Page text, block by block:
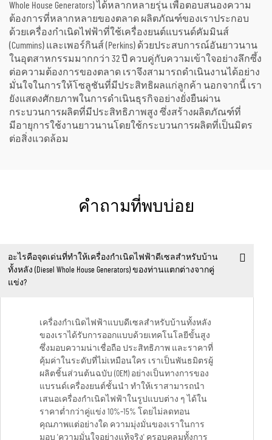
Whole House Generators) ได้หลากหลายรุ่น เพื่อตอบสนองความ
ต้องการที่หลากหลายของตลาด ผลิตภัณฑ์ของเราประกอบ
ด้วยเครื่องกำเนิดไฟฟ้าที่ใช้เครื่องยนต์แบรนด์คัมมินส์
(Cummins) และเพอร์กินส์ (Perkins) ด้วยประสบการณ์อันยาวนาน
ในอุตสาหกรรมมากกว่า 32 ปี ควบคู่กับความเข้าใจอย่างลึกซึ้ง
ต่อความต้องการของตลาด เราจึงสามารถดำเนินงานได้อย่าง
มั่นใจในการให้โซลูชันที่มีประสิทธิผลแก่ลูกค้า นอกจากนี้ เรา
ยังแสดงศักยภาพในการดำเนินธุรกิจอย่างยั่งยืนผ่าน
กระบวนการผลิตที่มีประสิทธิภาพสูง ซึ่งสร้างผลิตภัณฑ์ที่
มีอายุการใช้งานยาวนานโดยใช้กระบวนการผลิตที่เป็นมิตร
ต่อสิ่งแวดล้อม
คำถามที่พบบ่อย
อะไรคือจุดเด่นที่ทำให้เครื่องกำเนิดไฟฟ้าดีเซลสำหรับบ้าน
ทั้งหลัง (Diesel Whole House Generators) ของท่านแตกต่างจากคู่
แข่ง?
เครื่องกำเนิดไฟฟ้าแบบดีเซลสำหรับบ้านทั้งหลัง
ของเราได้รับการออกแบบด้วยเทคโนโลยีขั้นสูง
ซึ่งมอบความน่าเชื่อถือ ประสิทธิภาพ และราคาที่
คุ้มค่าในระดับที่ไม่เหมือนใคร เราเป็นพันธมิตรผู้
ผลิตชิ้นส่วนต้นฉบับ (OEM) อย่างเป็นทางการของ
แบรนด์เครื่องยนต์ชั้นนำ ทำให้เราสามารถนำ
เสนอเครื่องกำเนิดไฟฟ้าในรูปแบบต่าง ๆ ได้ใน
ราคาต่ำกว่าคู่แข่ง 10%–15% โดยไม่ลดทอน
คุณภาพแต่อย่างใด ความมุ่งมั่นของเราในการ
มอบ 'ความมั่นใจอย่างแท้จริง' ครอบคลุมทั้งการ